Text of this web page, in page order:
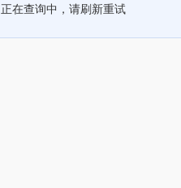
正在查询中，请刷新重试